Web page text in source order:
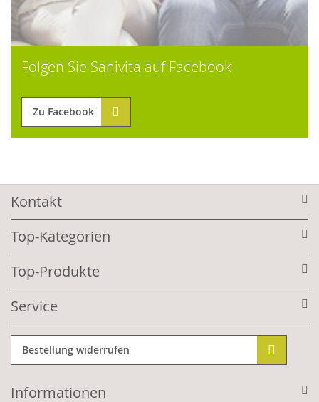
Folgen Sie Sanivita auf Facebook
Zu Facebook
Kontakt
Top-Kategorien
Top-Produkte
Service
Bestellung widerrufen
Informationen